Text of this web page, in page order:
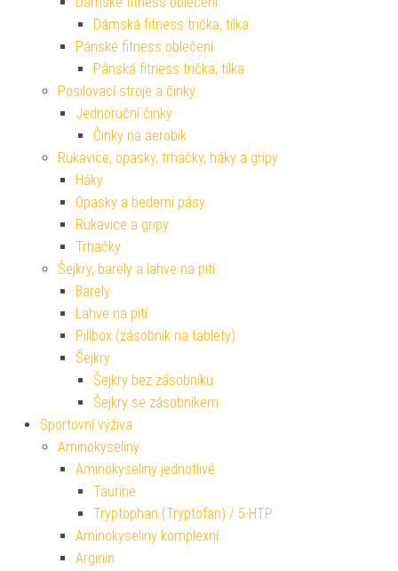
Dámská fitness trička, tílka
Pánské fitness oblečení
Pánská fitness trička, tílka
Posilovací stroje a činky
Jednoruční činky
Činky na aerobik
Rukavice, opasky, trhačky, háky a gripy
Háky
Opasky a bederní pásy
Rukavice a gripy
Trhačky
Šejkry, barely a lahve na pití
Barely
Lahve na pití
Pillbox (zásobník na tablety)
Šejkry
Šejkry bez zásobníku
Šejkry se zásobníkem
Sportovní výživa
Aminokyseliny
Aminokyseliny jednotlivé
Taurine
Tryptophan (Tryptofan) / 5-HTP
Aminokyseliny komplexní
Arginin